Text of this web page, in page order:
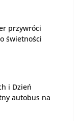
przywróci
świetności
i Dzień
autobus na